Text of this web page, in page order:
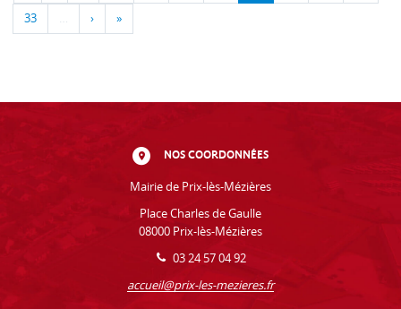
33 … › »
NOS COORDONNÉES
Mairie de Prix-lès-Mézières
Place Charles de Gaulle
08000 Prix-lès-Mézières
03 24 57 04 92
accueil@prix-les-mezieres.fr